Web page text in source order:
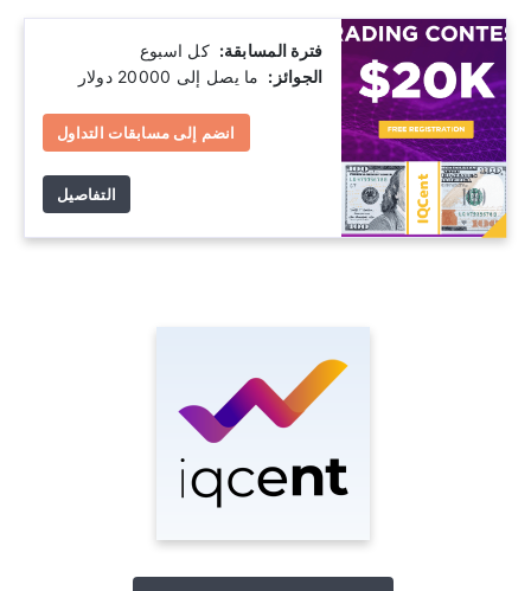
فترة المسابقة: ‫ كل اسبوع
الجوائز: ‫ ما يصل إلى 20000 دولار
انضم إلى مسابقات التداول
التفاصيل